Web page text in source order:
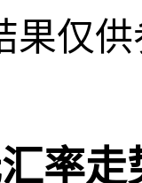
果仅
率走